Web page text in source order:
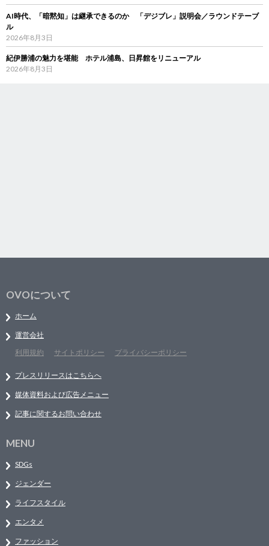
AI時代、「暗黙知」は継承できるのか 「デジブレ」説明会／ラウンドテーブ
ル
2026年8月3日
紀伊勝浦の魅力を堪能 ホテル浦島、日昇館をリニューアル
2026年8月3日
OVOについて
ホーム
運営会社
利用規約
サイトポリシー プライバシーポリシー
プレスリリースはこちらへ
媒体資料および広告メニュー
記事に関するお問い合わせ
MENU
SDGs
ジェンダー
ライフスタイル
エンタメ
ファッション